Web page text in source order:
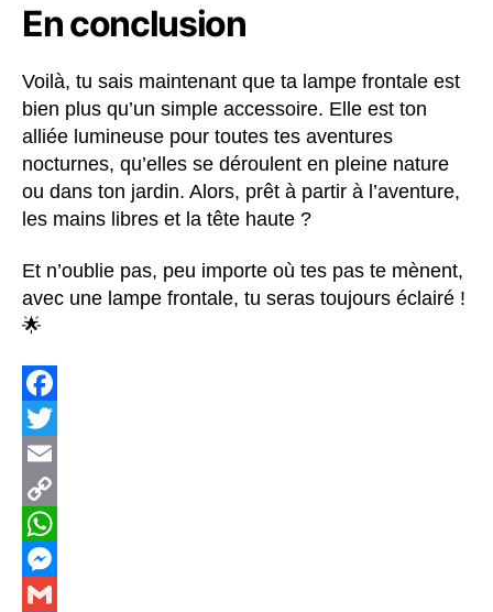
En conclusion
Voilà, tu sais maintenant que ta lampe frontale est
bien plus qu’un simple accessoire. Elle est ton
alliée lumineuse pour toutes tes aventures
nocturnes, qu’elles se déroulent en pleine nature
ou dans ton jardin. Alors, prêt à partir à l’aventure,
les mains libres et la tête haute ?
Et n’oublie pas, peu importe où tes pas te mènent,
avec une lampe frontale, tu seras toujours éclairé !
🌟
F
a
c
e
b
o
T
w
E
m
a
C
o
p
W
h
M